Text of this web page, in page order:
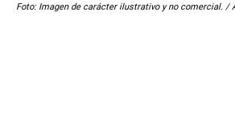
Foto: Imagen de carácter ilustrativo y no comercial. /